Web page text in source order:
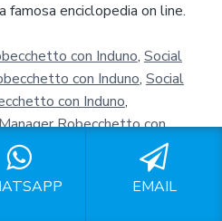
enciclopedia on line.
con Induno, Social
con Induno, Social
con Induno,
Robecchetto con
Profili Social Robecchetto con
Robecchetto con
Robecchetto con
EMAIL